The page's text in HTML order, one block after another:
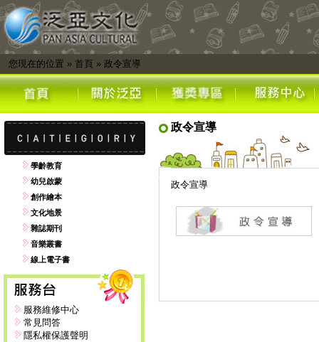
您現在的位置 » 首頁 » 政令宣導
學齡教育
幼兒啟蒙
創作繪本
文化地景
雜誌期刊
音樂叢書
線上電子書
服務維修中心
常見問答
隱私權保護聲明
政令宣導
政令宣導